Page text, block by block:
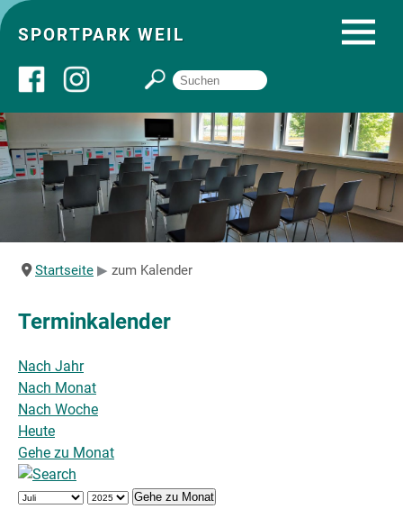
SPORTPARK WEIL
Über uns
Startseite
Angebote
Sportpark
Startseite zum Kalender
Terminkalender
Nach Jahr
Nach Monat
Nach Woche
Heute
Gehe zu Monat
Gehe zu Monat